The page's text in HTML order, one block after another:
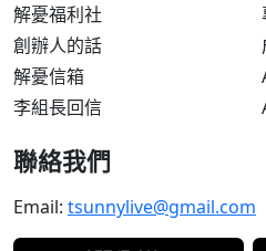
解憂福利社
創辦人的話
解憂信箱
李組長回信
聯絡我們
Email: tsunnylive@gmail.com